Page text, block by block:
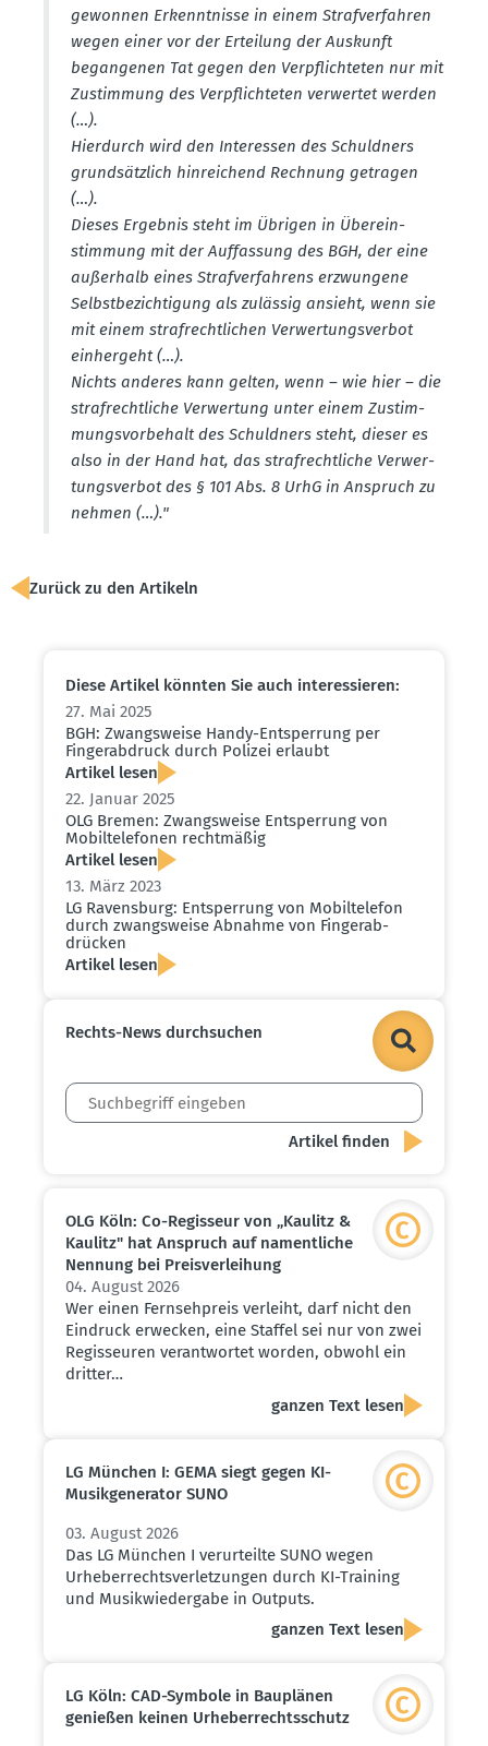
gewonnen Erkennt­nisse in einem Straf­ver­fahren
wegen einer vor der Erteilung der Auskunft
began­genen Tat gegen den Verpflich­teten nur mit
Zustimmung des Verpflich­teten verwertet werden
(…).
Hierdurch wird den Inter­essen des Schuldners
grund­sätzlich hinrei­chend Rechnung getragen
(…).
Dieses Ergebnis steht im Übrigen in Überein­
stimmung mit der Auffassung des BGH, der eine
außerhalb eines Straf­ver­fahrens erzwungene
Selbst­be­zich­tigung als zulässig ansieht, wenn sie
mit einem straf­recht­lichen Verwer­tungs­verbot
einhergeht (…).
Nichts anderes kann gelten, wenn – wie hier – die
straf­recht­liche Verwertung unter einem Zustim­
mungs­vor­behalt des Schuldners steht, dieser es
also in der Hand hat, das straf­recht­liche Verwer­
tungs­verbot des § 101 Abs. 8 UrhG in Anspruch zu
nehmen (…)."
Zurück zu den Artikeln
Diese Artikel könnten Sie auch inter­es­sieren:
27. Mai 2025
BGH: Zwangs­weise Handy-Entsperrung per
Finger­ab­druck durch Polizei erlaubt
Artikel lesen
22. Januar 2025
OLG Bremen: Zwangs­weise Entsperrung von
Mobil­te­le­fonen recht­mäßig
Artikel lesen
13. März 2023
LG Ravensburg: Entsperrung von Mobil­te­lefon
durch zwangs­weise Abnahme von Finger­ab­
drücken
Artikel lesen
Rechts-News durch­suchen
OLG Köln: Co-Regisseur von „Kaulitz &
Kaulitz" hat Anspruch auf nament­liche
Nennung bei Preis­ver­leihung
04. August 2026
Wer einen Fernsehpreis verleiht, darf nicht den
Eindruck erwecken, eine Staffel sei nur von zwei
Regisseuren verantwortet worden, obwohl ein
dritter…
ganzen Text lesen
LG München I: GEMA siegt gegen KI-
Musik­ge­ne­rator SUNO
03. August 2026
Das LG München I verurteilte SUNO wegen
Urheberrechtsverletzungen durch KI-Training
und Musikwiedergabe in Outputs.
ganzen Text lesen
LG Köln: CAD-Symbole in Bauplänen
genießen keinen Urheber­rechts­schutz